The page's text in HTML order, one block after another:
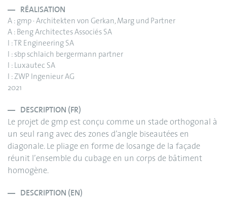
RÉALISATION
A : gmp · Architekten von Gerkan, Marg und Partner
A : Beng Architectes Associés SA
I : TR Engineering SA
I : sbp schlaich bergermann partner
I : Luxautec SA
I : ZWP Ingenieur AG
2021
DESCRIPTION (FR)
Le projet de gmp est conçu comme un stade orthogonal à
un seul rang avec des zones d’angle biseautées en
diagonale. Le pliage en forme de losange de la façade
réunit l’ensemble du cubage en un corps de bâtiment
homogène.
DESCRIPTION (EN)